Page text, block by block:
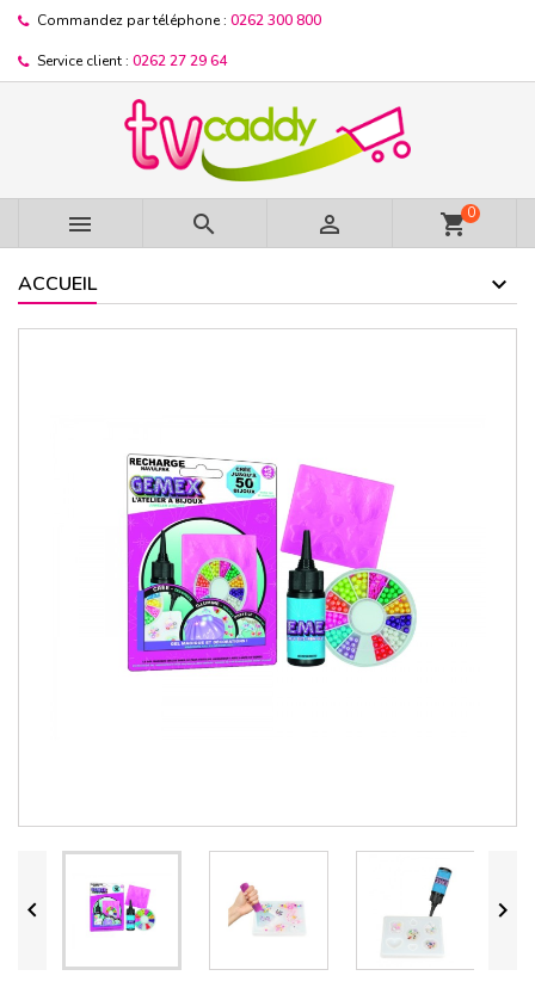
Commandez par téléphone : 0262 300 800
Service client : 0262 27 29 64
   shopping_cart0
ACCUEIL
 